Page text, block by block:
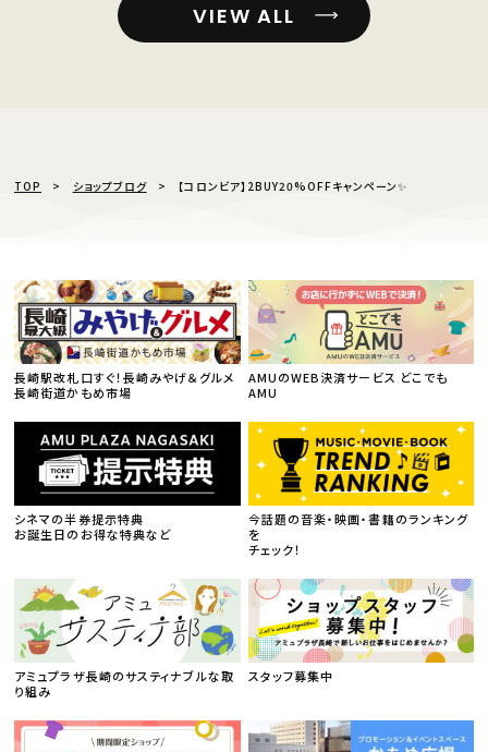
VIEW ALL
TOP ショップブログ 【コロンビア】2BUY20%OFFキャンペーン✨
長崎駅改札口すぐ！長崎みやげ＆グルメ
長崎街道かもめ市場
AMUのWEB決済サービス どこでも
AMU
シネマの半券提示特典
お誕生日のお得な特典など
今話題の音楽・映画・書籍のランキング
を
チェック！
アミュプラザ長崎のサスティナブルな取
り組み
スタッフ募集中